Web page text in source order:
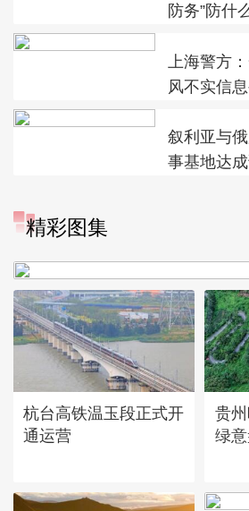
防务”防什
上海警方
风不实信
叙利亚与
事基地达
精彩图集
杭台高铁温玉段正式开
通运营
贵
绿